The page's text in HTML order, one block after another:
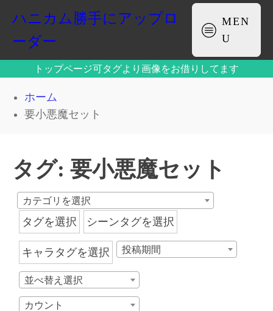
ハニカム勝手にアップロ
ーダー
MEN
U
トップページ可タグより画像をお借りしてます
ホーム
要小悪魔セット
タグ: 要小悪魔セット
カテゴリを選択
タグを選択 シーンタグを選択
キャラタグを選択 投稿期間
並べ替え選択
カウント